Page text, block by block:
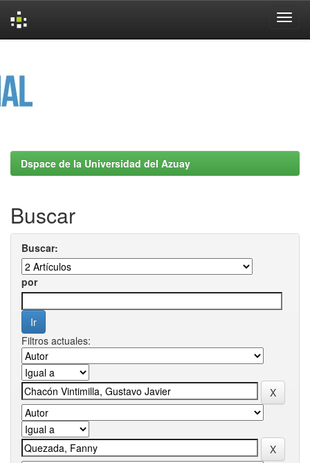
Dspace de la Universidad del Azuay
Buscar
Buscar:
por
Filtros actuales: